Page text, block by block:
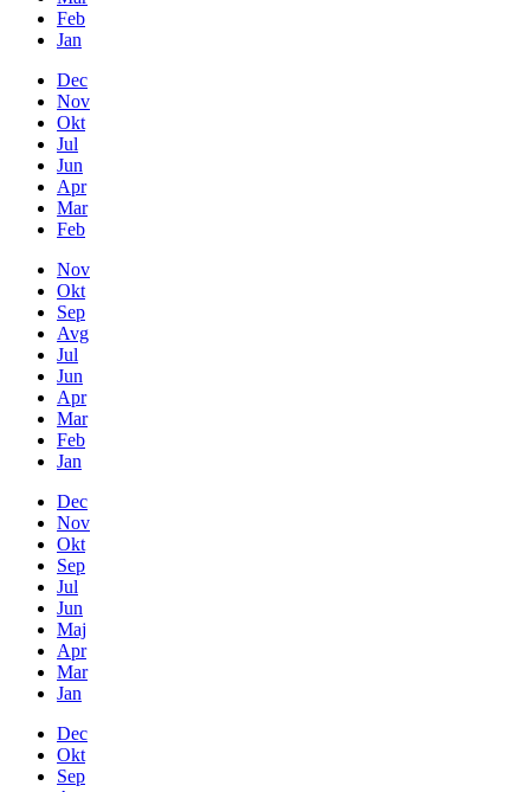
Feb
Jan
Dec
Nov
Okt
Jul
Jun
Apr
Mar
Feb
Nov
Okt
Sep
Avg
Jul
Jun
Apr
Mar
Feb
Jan
Dec
Nov
Okt
Sep
Jul
Jun
Maj
Apr
Mar
Jan
Dec
Okt
Sep